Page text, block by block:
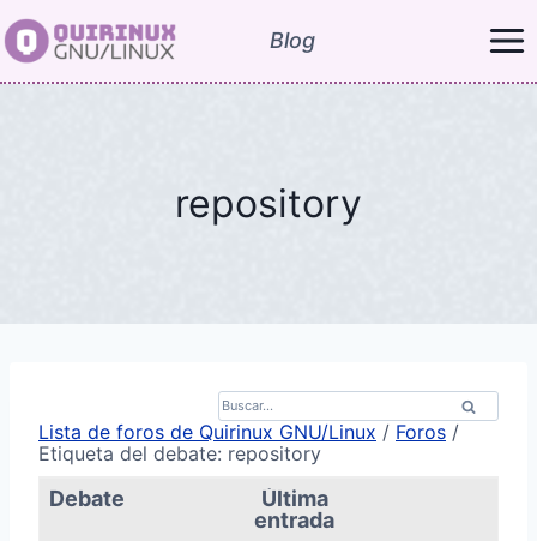
Saltar
al
Blog
repository
B
u
s
c
Lista de foros de Quirinux GNU/Linux / Foros /
Etiqueta del debate: repository
Debate
Última
entrada